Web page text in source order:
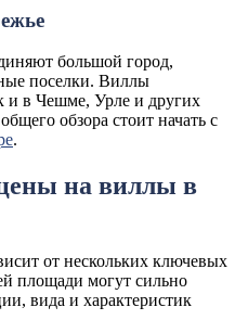
большой город,
поселки. Виллы
и в Чешме, Урле и других
обзора стоит начать с
.
на виллы в
от нескольких ключевых
площади могут сильно
вида и характеристик